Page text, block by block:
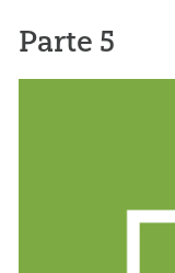
Parte 5